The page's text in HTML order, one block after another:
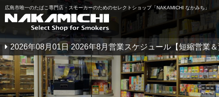
広島市唯一のたばこ専門店・スモーカーのためのセレクトショップ「NAKAMICHI なかみち」
2026年08月01日 2026年8月営業スケジュール【短縮営業